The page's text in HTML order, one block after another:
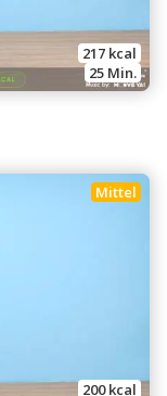
217 kcal
25 Min.
Mittel
200 kcal